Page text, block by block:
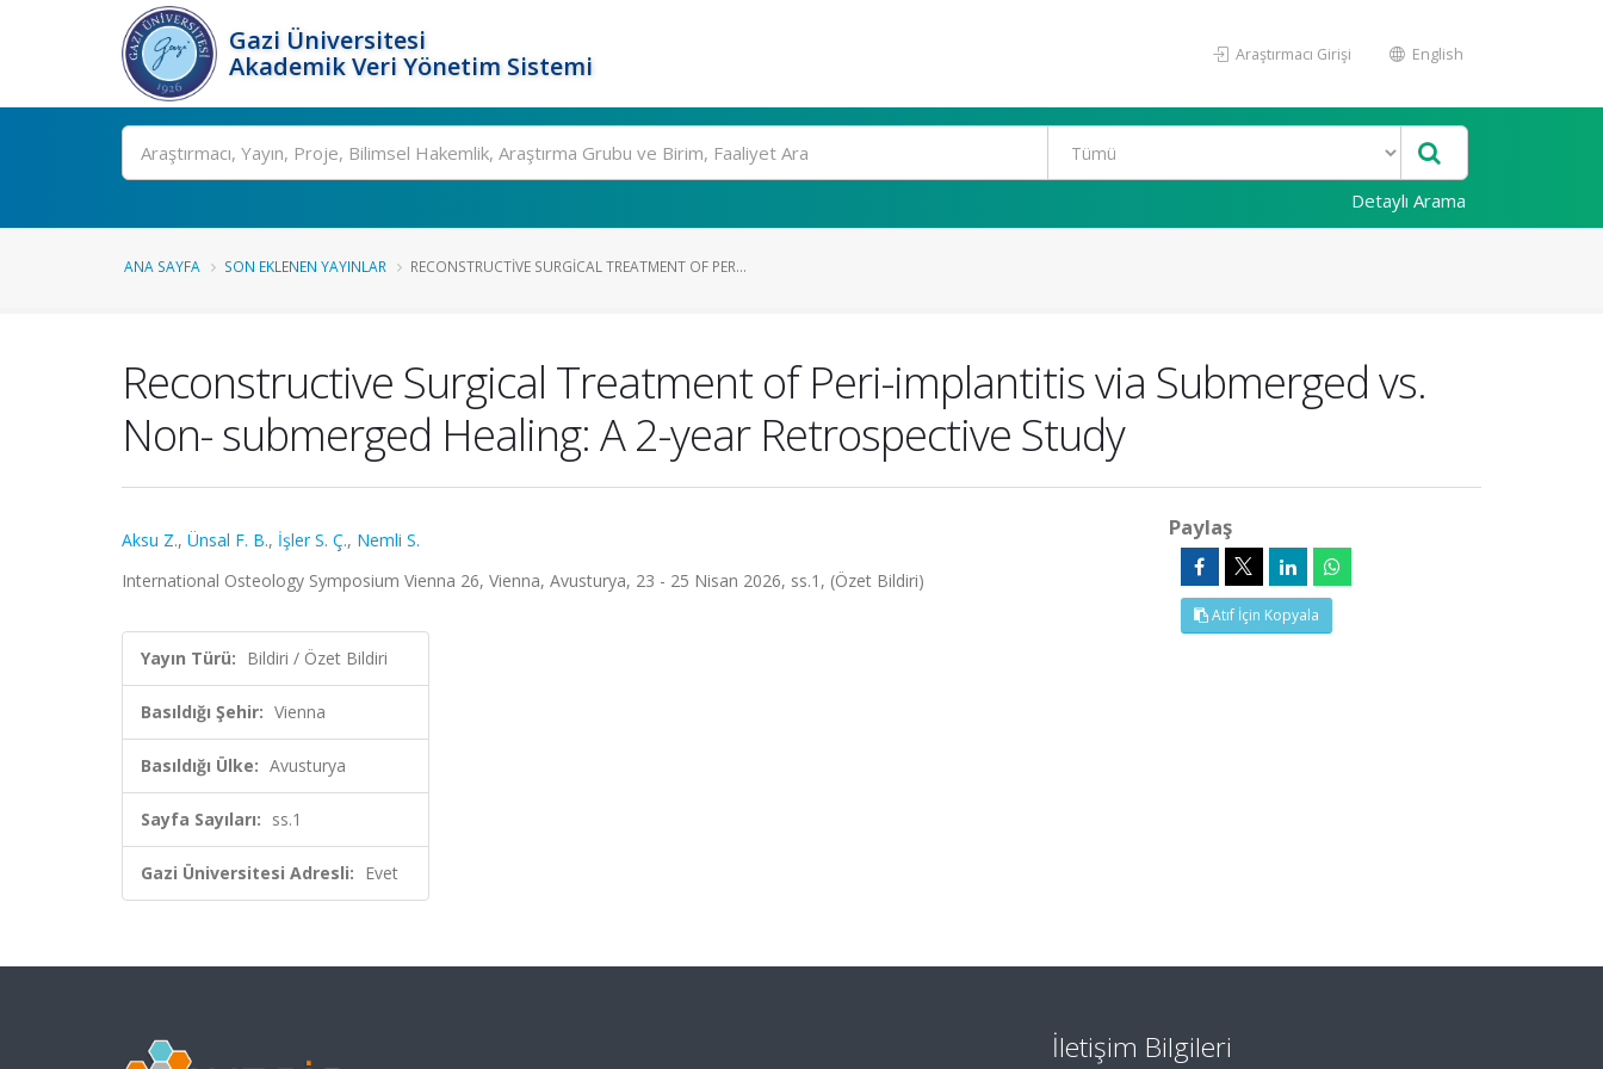
Gazi Üniversitesi
Akademik Veri Yönetim Sistemi
Araştırmacı Girişi English
Ara
Detaylı Arama
ANA SAYFA SON EKLENEN YAYINLAR RECONSTRUCTIVE SURGICAL TREATMENT OF PER...
Reconstructive Surgical Treatment of Peri-implantitis via Submerged vs.
Non- submerged Healing: A 2-year Retrospective Study
Aksu Z., Ünsal F. B., İşler S. Ç., Nemli S.
International Osteology Symposium Vienna 26, Vienna, Avusturya, 23 - 25 Nisan 2026, ss.1, (Özet Bildiri)
Yayın Türü: Bildiri / Özet Bildiri
Basıldığı Şehir: Vienna
Basıldığı Ülke: Avusturya
Sayfa Sayıları: ss.1
Gazi Üniversitesi Adresli: Evet
Paylaş
Atıf İçin Kopyala
İletişim Bilgileri